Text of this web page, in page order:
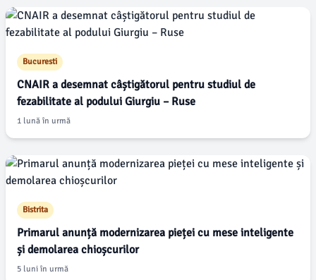
Bucuresti
CNAIR a desemnat câștigătorul pentru studiul de
fezabilitate al podului Giurgiu – Ruse
1 lună în urmă
Bistrita
Primarul anunță modernizarea pieței cu mese inteligente
și demolarea chioșcurilor
5 luni în urmă